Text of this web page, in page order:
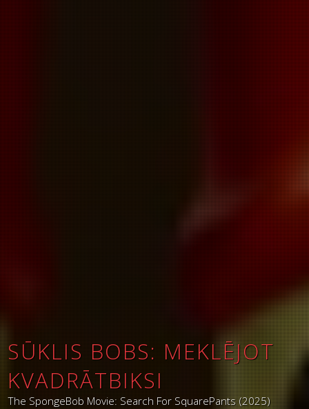
SŪKLIS BOBS: MEKLĒJOT
KVADRĀTBIKSI
The SpongeBob Movie: Search For SquarePants (2025)